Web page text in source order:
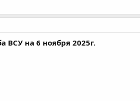
ВСУ на 6 ноября 2025г.